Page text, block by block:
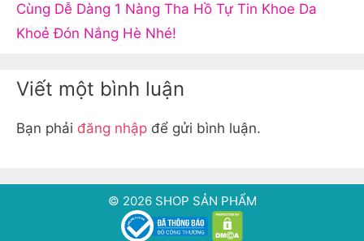
Cùng Dễ Dàng 1 Nàng Tha Hồ Tự Tin Khoe Da
Khoẻ Đón Nắng Hè Nhé!
Viết một bình luận
Bạn phải đăng nhập để gửi bình luận.
© 2026 SHOP SẢN PHẨM